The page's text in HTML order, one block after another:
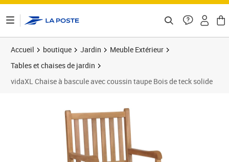
Accueil boutique Jardin
Meuble Extérieur
Tables et chaises de jardin
vidaXL Chaise à bascule avec coussin taupe Bois de teck solide